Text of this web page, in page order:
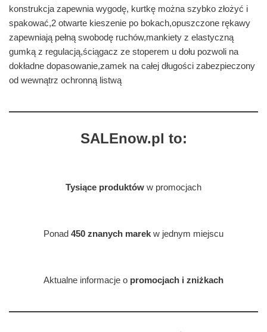
konstrukcja zapewnia wygodę, kurtkę można szybko złożyć i
spakować,2 otwarte kieszenie po bokach,opuszczone rękawy
zapewniają pełną swobodę ruchów,mankiety z elastyczną
gumką z regulacją,ściągacz ze stoperem u dołu pozwoli na
dokładne dopasowanie,zamek na całej długości zabezpieczony
od wewnątrz ochronną listwą
SALEnow.pl to:
Tysiące produktów w promocjach
Ponad 450 znanych marek w jednym miejscu
Aktualne informacje o promocjach i zniżkach